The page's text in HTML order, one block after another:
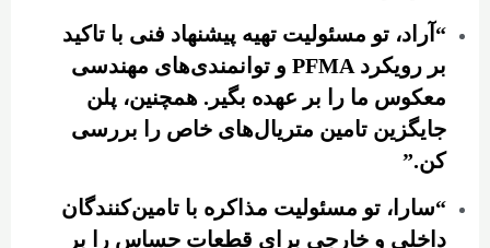
“آراد، تو مسئولیت تهیه پیشنهاد فنی با تاکید
بر رویکرد PFMA و توانمندی‌های مهندسی
معکوس ما را بر عهده بگیر. همچنین، پلن
جایگزین تامین متریال‌های خاص را بررسی
کن.”
“سارا، تو مسئولیت مذاکره با تامین‌کنندگان
داخلی و خارجی برای قطعات حساس را بر